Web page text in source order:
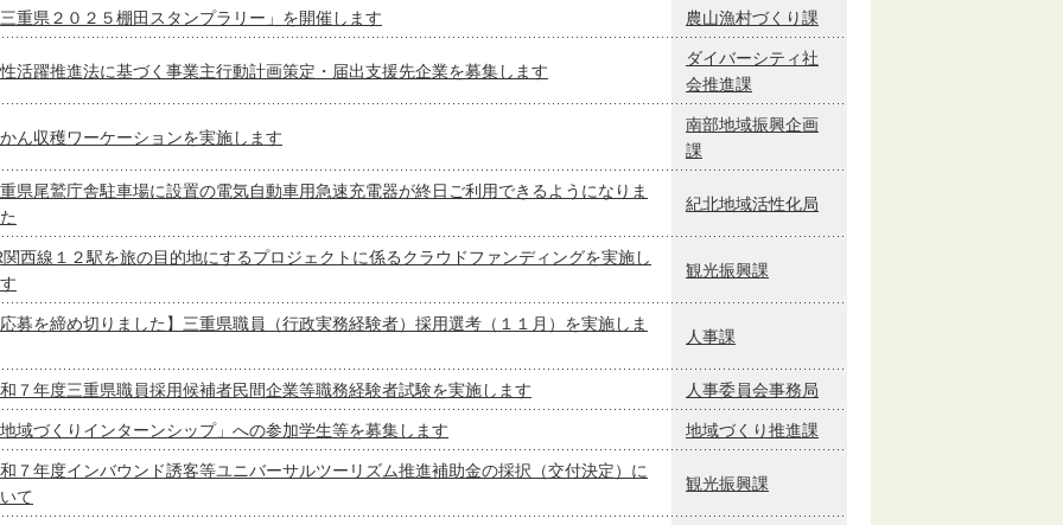
三重県２０２５棚田スタンプラリー」を開催します 農山漁村づくり課
活躍推進法に基づく事業主行動計画策定・届出支援先企業を募集します
ダイバーシティ社
会推進課
ん収穫ワーケーションを実施します
南部地域振興企画
課
県尾鷲庁舎駐車場に設置の電気自動車用急速充電器が終日ご利用できるようになりま
紀北地域活性化局
関西線１２駅を旅の目的地にするプロジェクトに係るクラウドファンディングを実施し
観光振興課
応募を締め切りました】三重県職員（行政実務経験者）採用選考（１１月）を実施しま
人事課
７年度三重県職員採用候補者民間企業等職務経験者試験を実施します 人事委員会事務局
地域づくりインターンシップ」への参加学生等を募集します 地域づくり推進課
７年度インバウンド誘客等ユニバーサルツーリズム推進補助金の採択（交付決定）に
て
観光振興課